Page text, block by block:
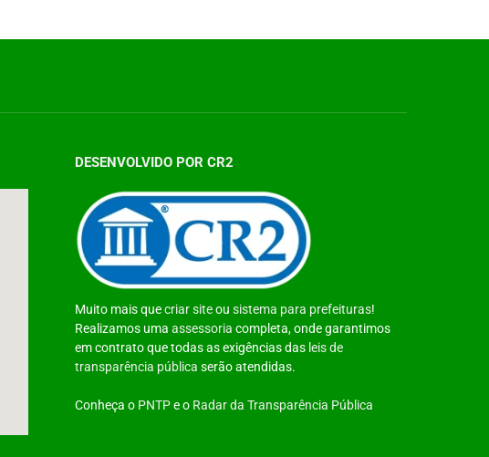
DESENVOLVIDO POR CR2
Muito mais quecriar siteou sistema para prefeituras!
Realizamos uma assessoria completa, onde garantimos
em contrato que todas as exigências das leis de
transparência pública serão atendidas.
Conheça o PNTPe o Radar da Transparência Pública